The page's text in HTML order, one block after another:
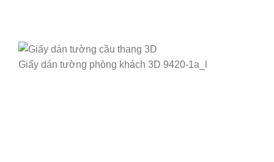
Giấy dán tường phòng khách 3D 9420-1a_l